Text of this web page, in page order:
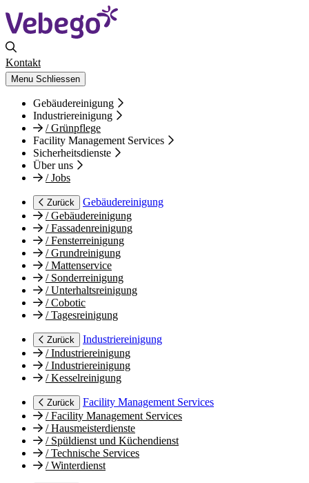
Kontakt
Menu Schliessen
Gebäudereinigung
Industriereinigung
/Grünpflege
Facility Management Services
Sicherheitsdienste
Über uns
/Jobs
Zurück
Gebäudereinigung
/Gebäudereinigung
/Fassadenreinigung
/Fensterreinigung
/Grundreinigung
/Mattenservice
/Sonderreinigung
/Unterhaltsreinigung
/Cobotic
/Tagesreinigung
Zurück
Industriereinigung
/Industriereinigung
/Industriereinigung
/Kesselreinigung
Zurück
Facility Management Services
/Facility Management Services
/Hausmeisterdienste
/Spüldienst und Küchendienst
/Technische Services
/Winterdienst